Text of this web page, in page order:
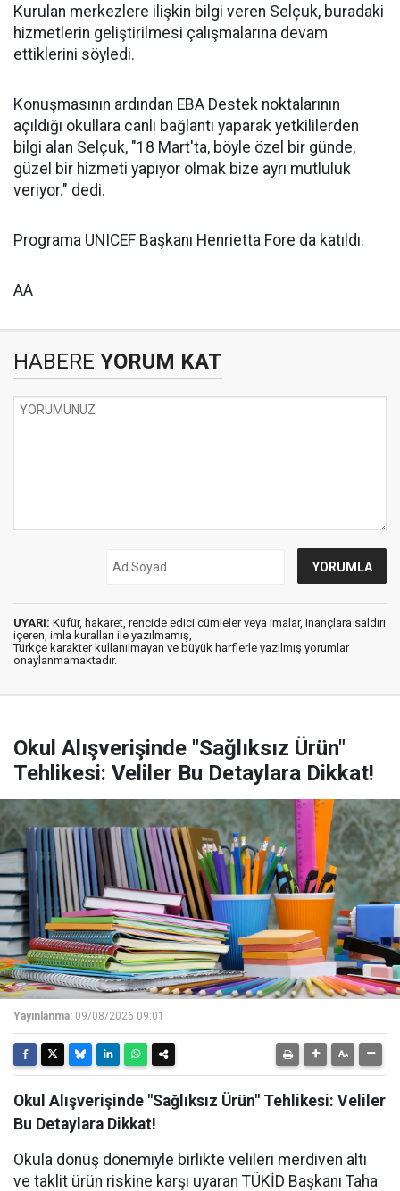
Kurulan merkezlere ilişkin bilgi veren Selçuk, buradaki
hizmetlerin geliştirilmesi çalışmalarına devam
ettiklerini söyledi.
Konuşmasının ardından EBA Destek noktalarının
açıldığı okullara canlı bağlantı yaparak yetkililerden
bilgi alan Selçuk, "18 Mart'ta, böyle özel bir günde,
güzel bir hizmeti yapıyor olmak bize ayrı mutluluk
veriyor." dedi.
Programa UNICEF Başkanı Henrietta Fore da katıldı.
AA
HABERE YORUM KAT
UYARI: Küfür, hakaret, rencide edici cümleler veya imalar, inançlara saldırı
içeren, imla kuralları ile yazılmamış,
Türkçe karakter kullanılmayan ve büyük harflerle yazılmış yorumlar
onaylanmamaktadır.
Okul Alışverişinde "Sağlıksız Ürün"
Tehlikesi: Veliler Bu Detaylara Dikkat!
Yayınlanma: 09/08/2026 09:01
Okul Alışverişinde "Sağlıksız Ürün" Tehlikesi: Veliler
Bu Detaylara Dikkat!
Okula dönüş dönemiyle birlikte velileri merdiven altı
ve taklit ürün riskine karşı uyaran TÜKİD Başkanı Taha